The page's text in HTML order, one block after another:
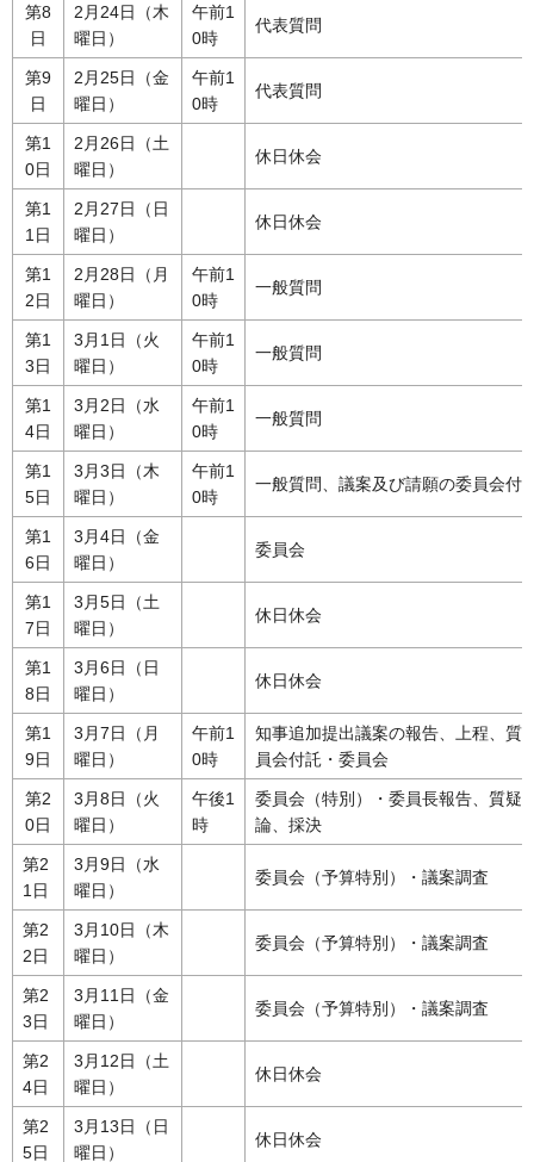
第8
日
2月24日（木
曜日）
午前1
0時
代表質問
第9
日
2月25日（金
曜日）
午前1
0時
代表質問
第1
0日
2月26日（土
曜日）
休日休会
第1
1日
2月27日（日
曜日）
休日休会
第1
2日
2月28日（月
曜日）
午前1
0時
一般質問
第1
3日
3月1日（火
曜日）
午前1
0時
一般質問
第1
4日
3月2日（水
曜日）
午前1
0時
一般質問
第1
5日
3月3日（木
曜日）
午前1
0時
一般質問、議案及び請願の委員会付
第1
6日
3月4日（金
曜日）
委員会
第1
7日
3月5日（土
曜日）
休日休会
第1
8日
3月6日（日
曜日）
休日休会
第1
9日
3月7日（月
曜日）
午前1
0時
知事追加提出議案の報告、上程、質
員会付託・委員会
第2
0日
3月8日（火
曜日）
午後1
時
委員会（特別）・委員長報告、質疑
論、採決
第2
1日
3月9日（水
曜日）
委員会（予算特別）・議案調査
第2
2日
3月10日（木
曜日）
委員会（予算特別）・議案調査
第2
3日
3月11日（金
曜日）
委員会（予算特別）・議案調査
第2
4日
3月12日（土
曜日）
休日休会
第2
5日
3月13日（日
曜日）
休日休会